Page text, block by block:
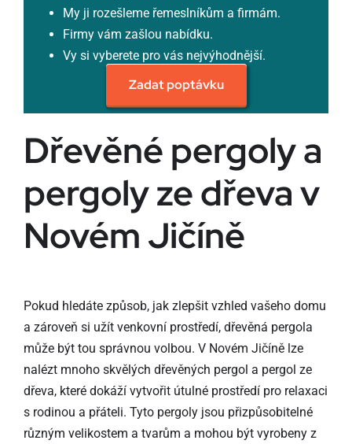
My ji rozešleme řemeslníkům a firmám.
Firmy vám zašlou nabídku.
Vy si vyberete pro vás nejvýhodnější.
Zadat poptávku
Dřevěné pergoly a
pergoly ze dřeva v
Novém Jičíně
Pokud hledáte způsob, jak zlepšit vzhled vašeho domu
a zároveň si užít venkovní prostředí, dřevěná pergola
může být tou správnou volbou. V Novém Jičíně lze
nalézt mnoho skvělých dřevěných pergol a pergol ze
dřeva, které dokáží vytvořit útulné prostředí pro relaxaci
s rodinou a přáteli. Tyto pergoly jsou přizpůsobitelné
různým velikostem a tvarům a mohou být vyrobeny z